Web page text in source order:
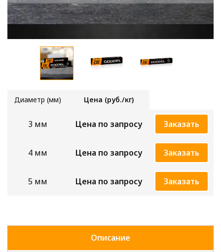
Диаметр (мм) Цена (руб./кг)
3 мм Цена по запросу Заказать
4 мм Цена по запросу Заказать
5 мм Цена по запросу Заказать
Описание